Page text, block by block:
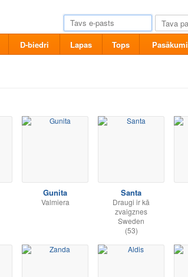
D-biedri Lapas Tops Pasākumi
Gunita
Valmiera
Santa
Draugi ir kā
zvaigznes
Sweden
(53)